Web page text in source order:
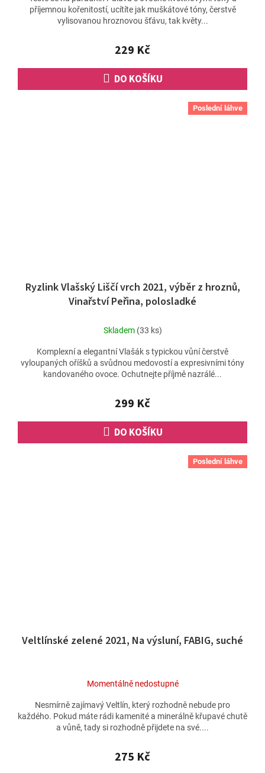
229 Kč
DO KOŠÍKU
příjemnou kořenitostí, ucítíte jak muškátové tóny, čerstvě
vylisovanou hroznovou šťávu, tak květy...
Poslední láhve
Ryzlink Vlašský Liščí vrch 2021, výběr z hroznů,
Vinařství Peřina, polosladké
Skladem (33 ks)
299 Kč
DO KOŠÍKU
Komplexní a elegantní Vlašák s typickou vůní čerstvě
vyloupaných oříšků a svůdnou medovostí a expresivními tóny
kandovaného ovoce. Ochutnejte příjmě nazrálé...
Poslední láhve
Veltlínské zelené 2021, Na výsluní, FABIG, suché
Momentálně nedostupné
275 Kč
Nesmírně zajímavý Veltlín, který rozhodně nebude pro
každého. Pokud máte rádi kamenité a minerálně křupavé chutě
a vůně, tady si rozhodně přijdete na své....